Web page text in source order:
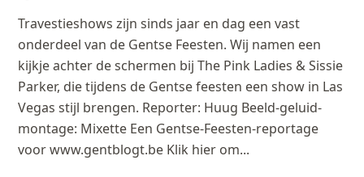
Travestieshows zijn sinds jaar en dag een vast
onderdeel van de Gentse Feesten. Wij namen een
kijkje achter de schermen bij The Pink Ladies & Sissie
Parker, die tijdens de Gentse feesten een show in Las
Vegas stijl brengen. Reporter: Huug Beeld-geluid-
montage: Mixette Een Gentse-Feesten-reportage
voor www.gentblogt.be Klik hier om...